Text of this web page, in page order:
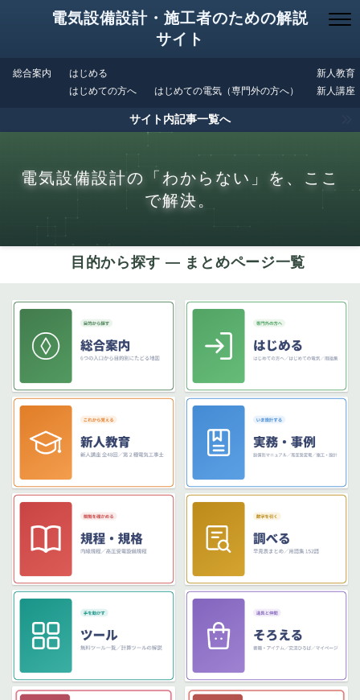
電気設備設計・施工者のための解説
サイト
総合案内
はじめる
はじめての方へ
はじめての電気（専門外の方へ）
新人教育
新人講座
サイト内記事一覧へ
電気設備設計の「わからない」を、ここ
で解決。